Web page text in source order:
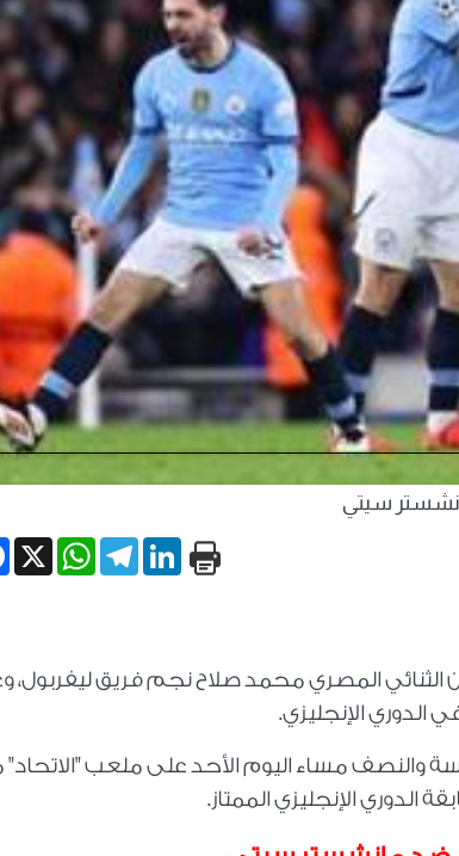
سيتي
X
TelegramLinkedIn
الثنائي المصري محمد صلاح نجم فريق ليفربول،
الإنجليزي.
والنصف مساء اليوم الأحد على ملعب